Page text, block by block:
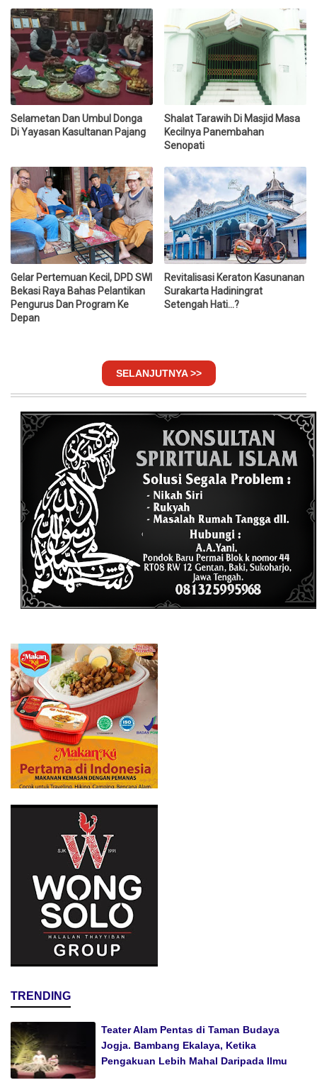
Selametan Dan Umbul Donga
Di Yayasan Kasultanan Pajang
Shalat Tarawih Di Masjid Masa
Kecilnya Panembahan
Senopati
Gelar Pertemuan Kecil, DPD SWI
Bekasi Raya Bahas Pelantikan
Pengurus Dan Program Ke
Depan
Revitalisasi Keraton Kasunanan
Surakarta Hadiningrat
Setengah Hati...?
SELANJUTNYA >>
TRENDING
Teater Alam Pentas di Taman Budaya
Jogja. Bambang Ekalaya, Ketika
Pengakuan Lebih Mahal Daripada Ilmu